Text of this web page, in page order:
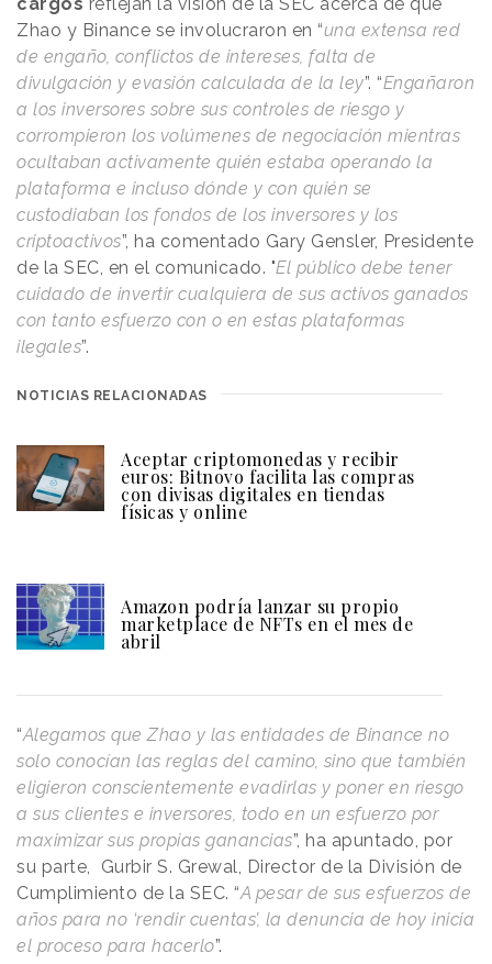
Zhao y Binance se involucraron en “una extensa red
de engaño, conflictos de intereses, falta de
divulgación y evasión calculada de la ley”. “Engañaron
a los inversores sobre sus controles de riesgo y
corrompieron los volúmenes de negociación mientras
ocultaban activamente quién estaba operando la
plataforma e incluso dónde y con quién se
custodiaban los fondos de los inversores y los
criptoactivos”, ha comentado Gary Gensler, Presidente
de la SEC, en el comunicado. "El público debe tener
cuidado de invertir cualquiera de sus activos ganados
con tanto esfuerzo con o en estas plataformas
ilegales”.
NOTICIAS RELACIONADAS
Aceptar criptomonedas y recibir
euros: Bitnovo facilita las compras
con divisas digitales en tiendas
físicas y online
Amazon podría lanzar su propio
marketplace de NFTs en el mes de
abril
“Alegamos que Zhao y las entidades de Binance no
solo conocían las reglas del camino, sino que también
eligieron conscientemente evadirlas y poner en riesgo
a sus clientes e inversores, todo en un esfuerzo por
maximizar sus propias ganancias”, ha apuntado, por
su parte, Gurbir S. Grewal, Director de la División de
Cumplimiento de la SEC. “A pesar de sus esfuerzos de
años para no ‘rendir cuentas’, la denuncia de hoy inicia
el proceso para hacerlo”.